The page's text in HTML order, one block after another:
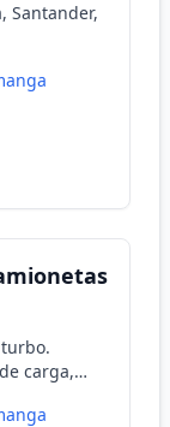
Santander,
carga,